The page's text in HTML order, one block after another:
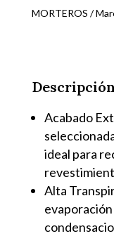
EXTRAFINO
1mm)
cantidad
MORTEROS
Acabado
ideal para
Alta